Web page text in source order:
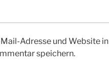
Mail-Adresse und Website
speichern.